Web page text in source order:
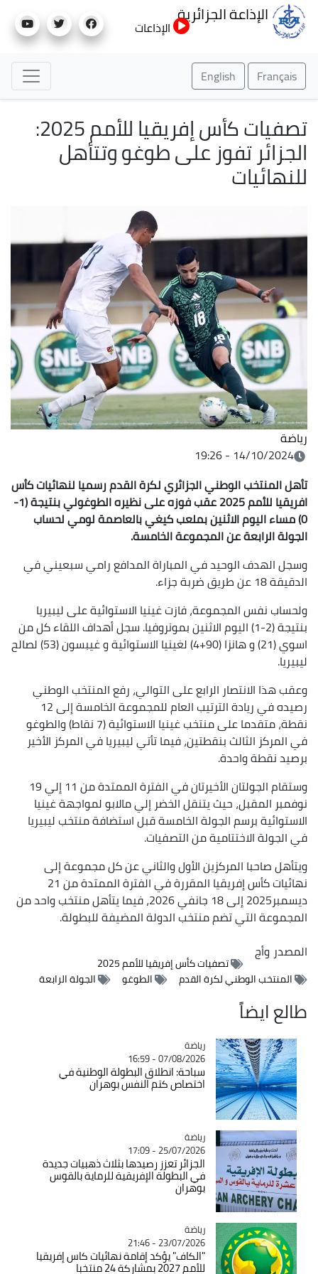
إلى
الإذاعة الجزائرية
الإذاعات
Français
English
تصفيات كأس إفريقيا للأمم 2025:
الجزائر تفوز على طوغو وتتأهل
للنهائيات
رياضة
14/10/2024 - 19:26
تأهل المنتخب الوطني الجزائري لكرة القدم رسميا لنهائيات كأس
افريقيا للأمم 2025 عقب فوزه على نظيره الطوغولي بنتيجة (1-
0) مساء اليوم الاثنين بملعب كيغي بالعاصمة لومي لحساب
الجولة الرابعة عن المجموعة الخامسة.
وسجل الهدف الوحيد في المباراة المدافع رامي سبعيني في
الدقيقة 18 عن طريق ضربة جزاء.
ولحساب نفس المجموعة، فازت غينيا الاستوائية على ليبيريا
بنتيجة (2-1) اليوم الاثنين بمونروفيا. سجل أهداف اللقاء كل من
اسوي (21) و هانزا (90+4) لغينيا الاستوائية و غيبسون (53) لصالح
ليبيريا.
وعقب هذا الانتصار الرابع على التوالي، رفع المنتخب الوطني
رصيده في ريادة الترتيب العام للمجموعة الخامسة إلى 12
نقطة، متقدما على منتخب غينيا الاستوائية (7 نقاط) والطوغو
في المركز الثالث بنقطتين، فيما تأتي ليبيريا في المركز الأخير
برصيد نقطة واحدة.
وستقام الجولتان الأخيرتان في الفترة الممتدة من 11 إلي 19
نوفمبر المقبل، حيث يتنقل الخضر إلي مالابو لمواجهة غينيا
الاستوائية برسم الجولة الخامسة قبل استضافة منتخب ليبيريا
في الجولة الاختتامية من التصفيات.
ويتأهل صاحبا المركزين الأول والثاني عن كل مجموعة إلى
نهائيات كأس إفريقيا المقررة في الفترة الممتدة من 21
ديسمبر2025 إلى 18 جانفي 2026، فيما يتأهل منتخب واحد من
المجموعة التي تضم منتخب الدولة المضيفة للبطولة.
المصدروأج
تصفيات كأس إفريقيا للأمم 2025
المنتخب الوطني لكرة القدم
الطوغو الجولة الرابعة
طالع ايضاً
Catégorie
رياضة
07/08/2026 - 16:59
سباحة: انطلاق البطولة الوطنية في
اختصاص كتم النفس بوهران
Catégorie
رياضة
25/07/2026 - 17:09
الجزائر تعزز رصيدها بثلاث ذهبيات جديدة
في البطولة الإفريقية للرماية بالقوس
بوهران
Catégorie
رياضة
23/07/2026 - 21:46
"الكاف" يؤكد إقامة نهائيات كاس إفريقيا
للأمم 2027 بمشاركة 24 منتخبا